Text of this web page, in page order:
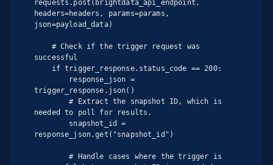
requests.post(brightdata_api_endpoint,
headers=headers, params=params,
json=payload_data)
successful
trigger_response.json()
        # Extract the snapshot ID, which is
needed to poll for results.
response_json.get("snapshot_id")
        # Handle cases where the trigger is